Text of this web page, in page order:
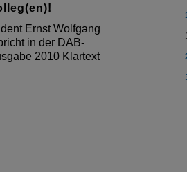
Ernst Wolfgang
in der DAB-
2010 Klartext